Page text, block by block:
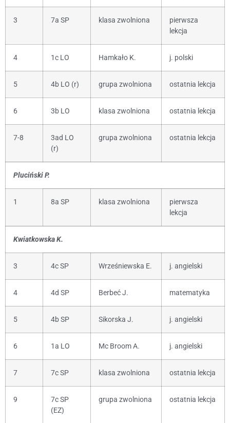
3 7a SP klasa zwolniona
pierwsza
lekcja
4 1c LO Hamkało K. j. polski
5 4b LO (r) grupa zwolniona ostatnia lekcja
6 3b LO klasa zwolniona ostatnia lekcja
7-8
3ad LO
(r)
grupa zwolniona ostatnia lekcja
Pluciński P.
1 8a SP klasa zwolniona
pierwsza
lekcja
Kwiatkowska K.
3 4c SP Wrześniewska E. j. angielski
4 4d SP Berbeć J. matematyka
5 4b SP Sikorska J. j. angielski
6 1a LO Mc Broom A. j. angielski
7 7c SP klasa zwolniona ostatnia lekcja
9
7c SP
(EZ)
grupa zwolniona ostatnia lekcja